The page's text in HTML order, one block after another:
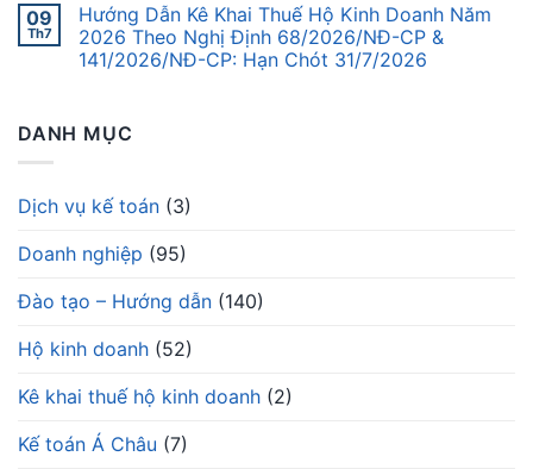
09
Th7
Hướng Dẫn Kê Khai Thuế Hộ Kinh Doanh Năm
2026 Theo Nghị Định 68/2026/NĐ-CP &
141/2026/NĐ-CP: Hạn Chót 31/7/2026
DANH MỤC
Dịch vụ kế toán (3)
Doanh nghiệp (95)
Đào tạo – Hướng dẫn (140)
Hộ kinh doanh (52)
Kê khai thuế hộ kinh doanh (2)
Kế toán Á Châu (7)